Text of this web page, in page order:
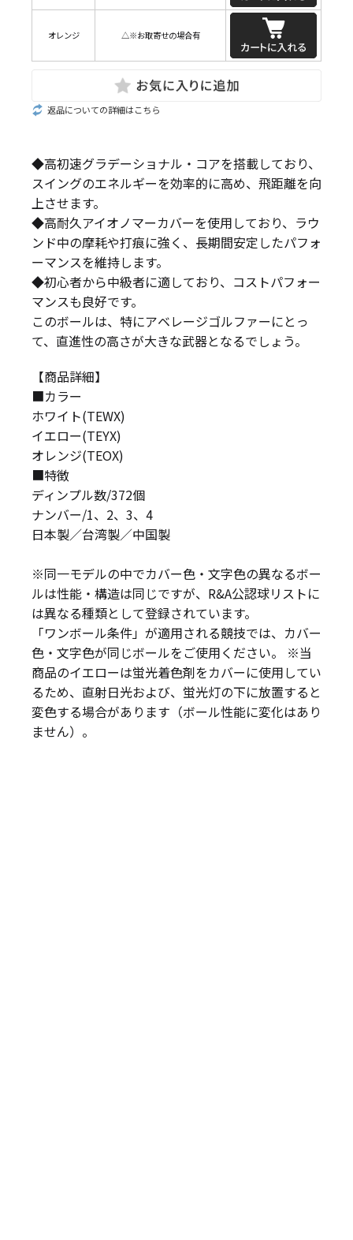
オレンジ △※お取寄せの場合有
返品についての詳細はこちら
◆高初速グラデーショナル・コアを搭載しており、
スイングのエネルギーを効率的に高め、飛距離を向
上させます。
◆高耐久アイオノマーカバーを使用しており、ラウ
ンド中の摩耗や打痕に強く、長期間安定したパフォ
ーマンスを維持します。
◆初心者から中級者に適しており、コストパフォー
マンスも良好です。
このボールは、特にアベレージゴルファーにとっ
て、直進性の高さが大きな武器となるでしょう。
【商品詳細】
■カラー
ホワイト(TEWX)
イエロー(TEYX)
オレンジ(TEOX)
■特徴
ディンプル数/372個
ナンバー/1、2、3、4
日本製／台湾製／中国製
※同一モデルの中でカバー色・文字色の異なるボー
ルは性能・構造は同じですが、R&A公認球リストに
は異なる種類として登録されています。
「ワンボール条件」が適用される競技では、カバー
色・文字色が同じボールをご使用ください。 ※当
商品のイエローは蛍光着色剤をカバーに使用してい
るため、直射日光および、蛍光灯の下に放置すると
変色する場合があります（ボール性能に変化はあり
ません）。